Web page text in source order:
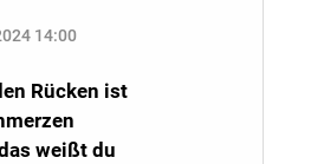
14:00
Rücken ist
weißt du